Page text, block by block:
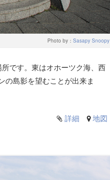
Photo by： Sasapy Snoopy
です。東はオホーツク海、西
の島影を望むことが出来ま
詳細 地図